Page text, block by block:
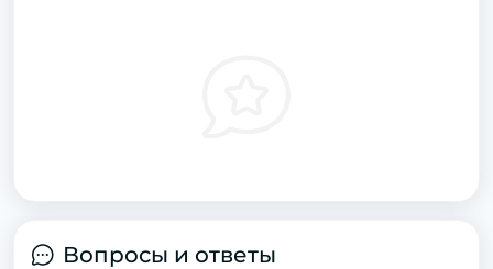
Вопросы и ответы